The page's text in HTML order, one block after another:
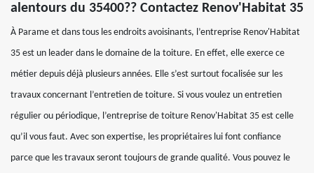
alentours du 35400?? Contactez Renov'Habitat 35
À Parame et dans tous les endroits avoisinants, l’entreprise Renov'Habitat
35 est un leader dans le domaine de la toiture. En effet, elle exerce ce
métier depuis déjà plusieurs années. Elle s’est surtout focalisée sur les
travaux concernant l’entretien de toiture. Si vous voulez un entretien
régulier ou périodique, l’entreprise de toiture Renov'Habitat 35 est celle
qu’il vous faut. Avec son expertise, les propriétaires lui font confiance
parce que les travaux seront toujours de grande qualité. Vous pouvez le